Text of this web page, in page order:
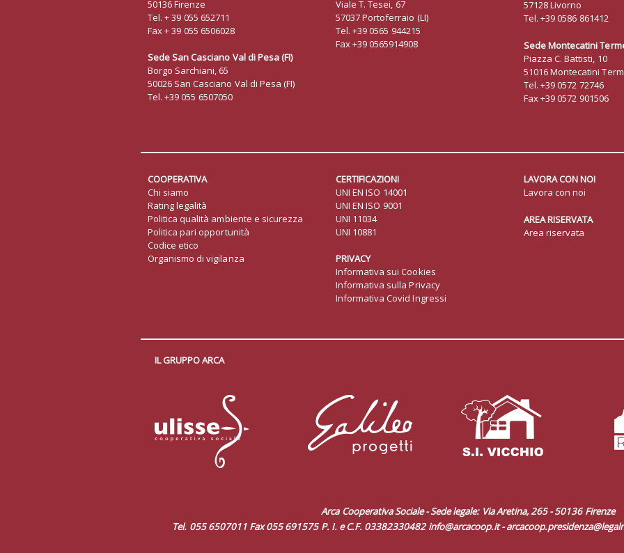
50136 Firenze
Tel. + 39 055 652711
Fax + 39 055 6506028
Sede San Casciano Val di Pesa (FI)
Borgo Sarchiani, 65
50026 San Casciano Val di Pesa (FI)
Tel. +39 055 6507050
Viale T. Tesei, 67
57037 Portoferraio (LI)
Tel. +39 0565 944215
Fax +39 0565914908
57128 Livorno
Tel. +39 0586 861412
Sede Montecatini
Piazza C. Battisti, 10
51016 Montecatini
Tel. +39 0572 72746
Fax +39 0572 901506
COOPERATIVA
Chi siamo
Rating legalità
Politica qualità ambiente e sicurezza
Politica pari opportunità
Codice etico
Organismo di vigilanza
CERTIFICAZIONI
UNI EN ISO 14001
UNI EN ISO 9001
UNI 11034
UNI 10881
PRIVACY
Informativa sui Cookies
Informativa sulla Privacy
Informativa Covid Ingressi
LAVORA CON NOI
Lavora con noi
AREA RISERVATA
Area riservata
IL GRUPPO ARCA
Arca Cooperativa Sociale - Sede legale: Via Aretina, 265 - 50136 Firenze
Tel. 055 6507011 Fax 055 691575 P. I. e C.F. 03382330482 info@arcacoop.it-